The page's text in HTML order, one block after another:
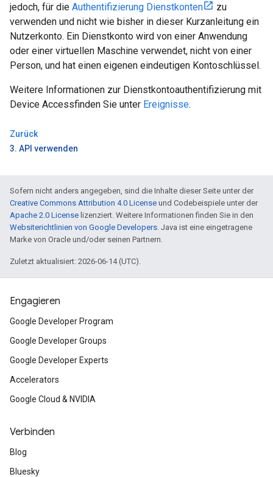
jedoch, für die Authentifizierung Dienstkonten
zu
verwenden und nicht wie bisher in dieser Kurzanleitung ein
Nutzerkonto. Ein Dienstkonto wird von einer Anwendung
oder einer virtuellen Maschine verwendet, nicht von einer
Person, und hat einen eigenen eindeutigen Kontoschlüssel.
Weitere Informationen zur Dienstkontoauthentifizierung mit
Device Accessfinden Sie unter Ereignisse.
Zurück
3. API verwenden
Sofern nicht anders angegeben, sind die Inhalte dieser Seite unter der
Creative Commons Attribution 4.0 License und Codebeispiele unter der
Apache 2.0 License lizenziert. Weitere Informationen finden Sie in den
Websiterichtlinien von Google Developers. Java ist eine eingetragene
Marke von Oracle und/oder seinen Partnern.
Zuletzt aktualisiert: 2026-06-14 (UTC).
Engagieren
Google Developer Program
Google Developer Groups
Google Developer Experts
Accelerators
Google Cloud & NVIDIA
Verbinden
Blog
Bluesky